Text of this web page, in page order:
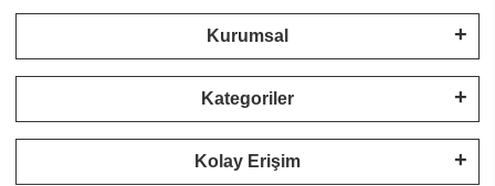
Kurumsal
Kategoriler
Kolay Erişim